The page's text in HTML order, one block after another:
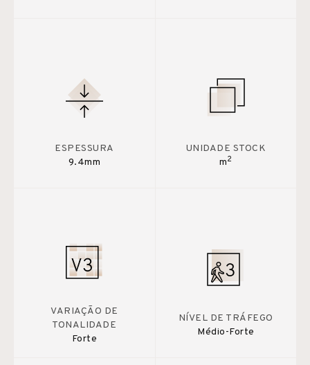
ESPESSURA
9.4mm
UNIDADE STOCK
m2
VARIAÇÃO DE
TONALIDADE
Forte
NÍVEL DE TRÁFEGO
Médio-Forte